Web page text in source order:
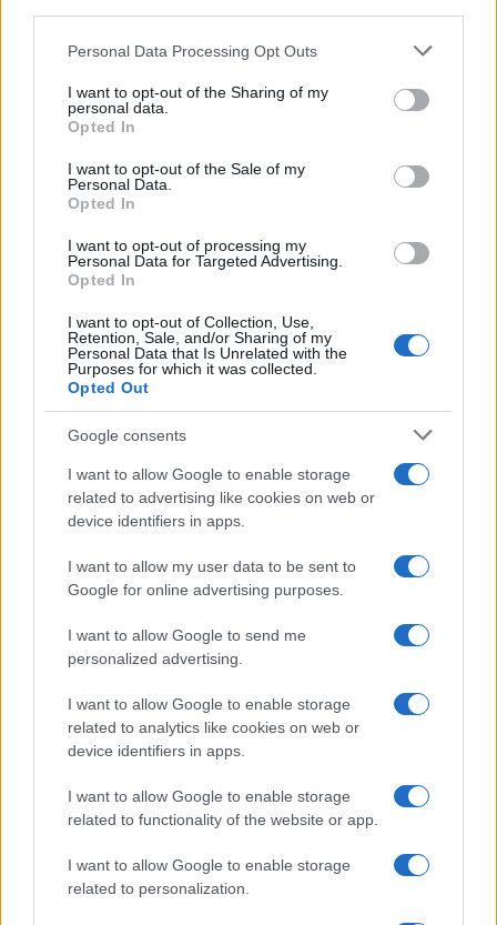
This information may also be disclosed by us to third parties
disclose it to other third parties.
Please note that this website/app uses one or more Google
services and may gather and store information including but
not limited to your visit or usage behaviour. You may click to
grant or deny consent to Google and its third-party tags to
consent section.
Personal Data Processing Opt Outs
I want to opt-out of the Sharing of my
personal data.
Opted In
I want to opt-out of the Sale of my
Personal Data.
Opted In
I want to opt-out of processing my
Personal Data for Targeted Advertising.
Opted In
I want to opt-out of Collection, Use,
Retention, Sale, and/or Sharing of my
Personal Data that Is Unrelated with the
Purposes for which it was collected.
Opted Out
Google consents
I want to allow Google to enable storage
related to advertising like cookies on web or
device identifiers in apps.
I want to allow my user data to be sent to
Google for online advertising purposes.
I want to allow Google to send me
personalized advertising.
I want to allow Google to enable storage
related to analytics like cookies on web or
device identifiers in apps.
I want to allow Google to enable storage
related to functionality of the website or app.
I want to allow Google to enable storage
related to personalization.